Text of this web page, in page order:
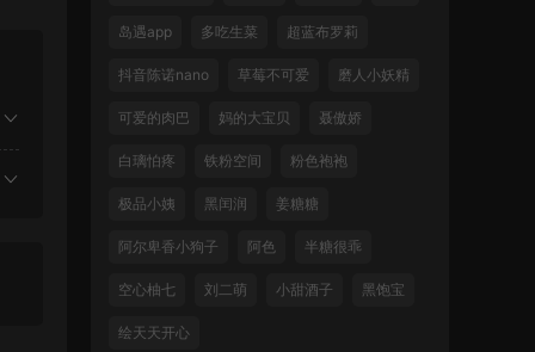
岛遇app 多吃生菜 超蓝布罗莉
抖音陈诺nano 草莓不可爱 磨人小妖精
可爱的肉巴 妈的大宝贝 聂傲娇
白璃怕疼 铁粉空间 粉色袍袍
极品小姨 黑闰润 姜糖糖
阿尔卑香小狗子 阿色 半糖很乖
空心柚七 刘二萌 小甜酒子 黑饱宝
绘天天开心